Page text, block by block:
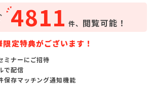
4811 件、 閲覧可能！
定特典がございます！
ミナーにご招待
で配信
保存マッチング通知機能